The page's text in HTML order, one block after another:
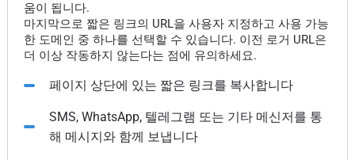
움이 됩니다.
마지막으로 짧은 링크의 URL을 사용자 지정하고 사용 가능
한 도메인 중 하나를 선택할 수 있습니다. 이전 로거 URL은
더 이상 작동하지 않는다는 점에 유의하세요.
페이지 상단에 있는 짧은 링크를 복사합니다
SMS, WhatsApp, 텔레그램 또는 기타 메신저를 통
해 메시지와 함께 보냅니다